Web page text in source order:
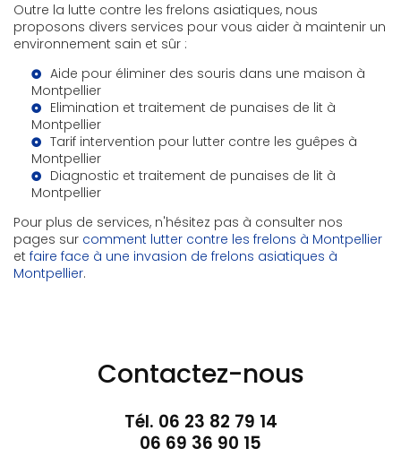
Outre la lutte contre les frelons asiatiques, nous
proposons divers services pour vous aider à maintenir un
environnement sain et sûr :
Aide pour éliminer des souris dans une maison à
Montpellier
Elimination et traitement de punaises de lit à
Montpellier
Tarif intervention pour lutter contre les guêpes à
Montpellier
Diagnostic et traitement de punaises de lit à
Montpellier
Pour plus de services, n'hésitez pas à consulter nos
pages sur comment lutter contre les frelons à Montpellier
et faire face à une invasion de frelons asiatiques à
Montpellier.
Contactez-nous
Tél. 06 23 82 79 14
06 69 36 90 15